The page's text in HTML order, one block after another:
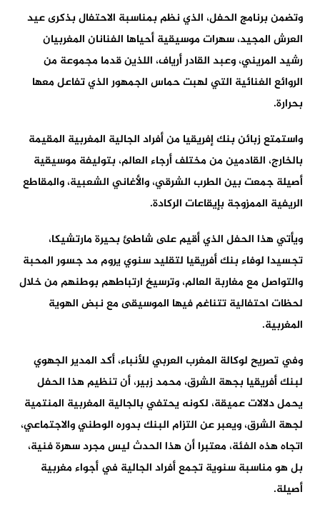
وتضمن برنامج الحفل، الذي نظم بمناسبة الاحتفال بذكرى عيد
العرش المجيد، سهرات موسيقية أحياها الفنانان المغربيان
رشيد المريني، وعبد القادر أرياف، اللذين قدما مجموعة من
الروائع الغنائية التي لهبت حماس الجمهور الذي تفاعل معها
بحرارة.
واستمتع زبائن بنك إفريقيا من أفراد الجالية المغربية المقيمة
بالخارج، القادمين من مختلف أرجاء العالم، بتوليفة موسيقية
أصيلة جمعت بين الطرب الشرقي، والأغاني الشعبية، والمقاطع
الريفية الممزوجة بإيقاعات الركادة.
ويأتي هذا الحفل الذي أقيم على شاطئ بحيرة مارتشيكا،
تجسيدا لوفاء بنك أفريقيا لتقليد سنوي يروم مد جسور المحبة
والتواصل مع مغاربة العالم، وترسيخ ارتباطهم بوطنهم من خلال
لحظات احتفالية تتناغم فيها الموسيقى مع نبض الهوية
المغربية.
وفي تصريح لوكالة المغرب العربي للأنباء، أكد المدير الجهوي
لبنك أفريقيا بجهة الشرق، محمد زبير، أن تنظيم هذا الحفل
يحمل دلالات عميقة، لكونه يحتفي بالجالية المغربية المنتمية
لجهة الشرق، ويعبر عن التزام البنك بدوره الوطني والاجتماعي،
اتجاه هذه الفئة، معتبرا أن هذا الحدث ليس مجرد سهرة فنية،
بل هو مناسبة سنوية تجمع أفراد الجالية في أجواء مغربية
أصيلة.